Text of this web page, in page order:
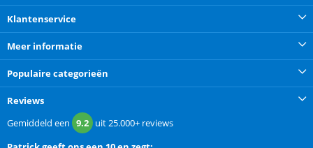
Klantenservice
Meer informatie
Populaire categorieën
Reviews
Gemiddeld een 9.2 uit25.000+ reviews